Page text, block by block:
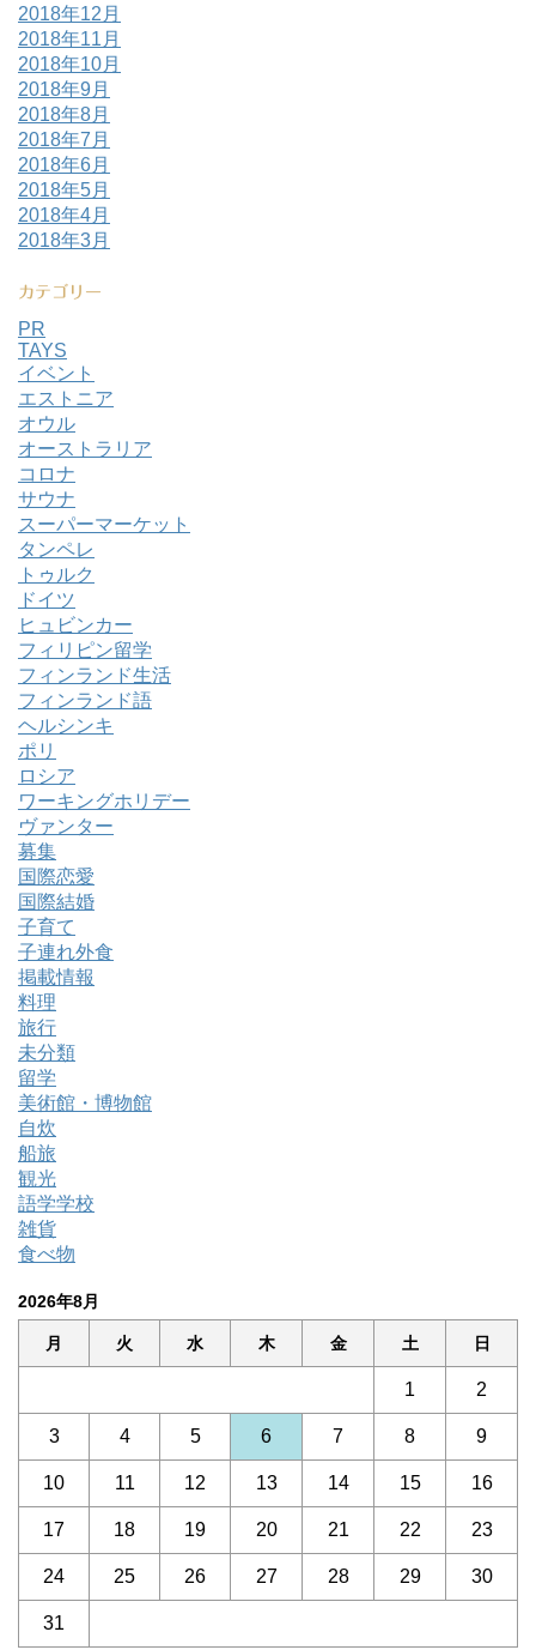
2018年12月
2018年11月
2018年10月
2018年9月
2018年8月
2018年7月
2018年6月
2018年5月
2018年4月
2018年3月
カテゴリー
PR
TAYS
イベント
エストニア
オウル
オーストラリア
コロナ
サウナ
スーパーマーケット
タンペレ
トゥルク
ドイツ
ヒュビンカー
フィリピン留学
フィンランド生活
フィンランド語
ヘルシンキ
ポリ
ロシア
ワーキングホリデー
ヴァンター
募集
国際恋愛
国際結婚
子育て
子連れ外食
掲載情報
料理
旅行
未分類
留学
美術館・博物館
自炊
船旅
観光
語学学校
雑貨
食べ物
2026年8月
月 火 水 木 金 土 日
1 2
3 4 5 6 7 8 9
10 11 12 13 14 15 16
17 18 19 20 21 22 23
24 25 26 27 28 29 30
31